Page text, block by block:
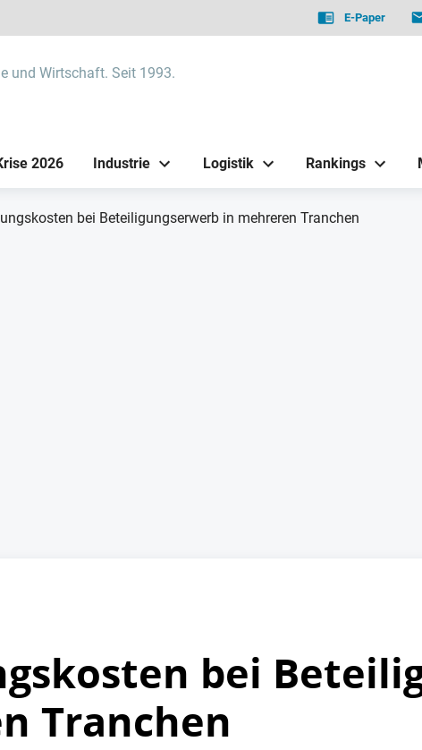
E-Paper
und Wirtschaft. Seit 1993.
2026 Industrie Logistik Rankings
bei Beteiligungserwerb in mehreren Tranchen
bei
Tranchen